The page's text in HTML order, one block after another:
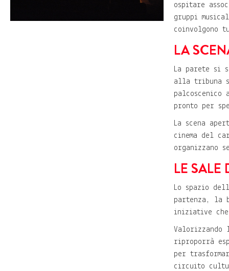
ospitare
gruppi
coinvolgono
LA
La parete si
alla tribuna
palcoscenico
pronto per
La scena
cinema del
organizzano
LE SALE
Lo spazio
partenza, la
iniziative
riproporrà
per
circuito